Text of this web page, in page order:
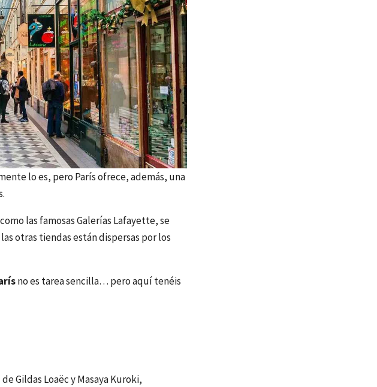
lo es, pero París ofrece, además, una
las famosas Galerías Lafayette, se
otras tiendas están dispersas por los
no es tarea sencilla… pero aquí tenéis
Gildas Loaëc y Masaya Kuroki,